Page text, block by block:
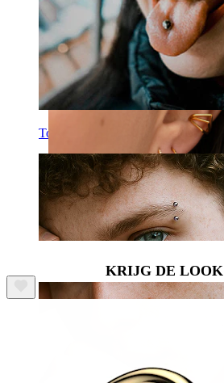
Tong
KRIJG DE LOOK